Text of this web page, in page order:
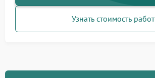
Узнать стоимость работ